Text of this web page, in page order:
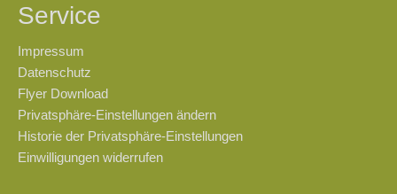
Service
Impressum
Datenschutz
Flyer Download
Privatsphäre-Einstellungen ändern
Historie der Privatsphäre-Einstellungen
Einwilligungen widerrufen